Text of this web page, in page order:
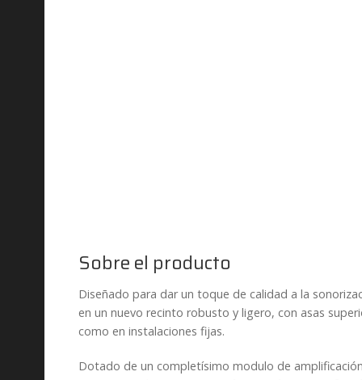
Sobre el producto
Diseñado para dar un toque de calidad a la
en un nuevo recinto robusto y ligero, con asas
como en instalaciones fijas.
Dotado de un completísimo modulo de